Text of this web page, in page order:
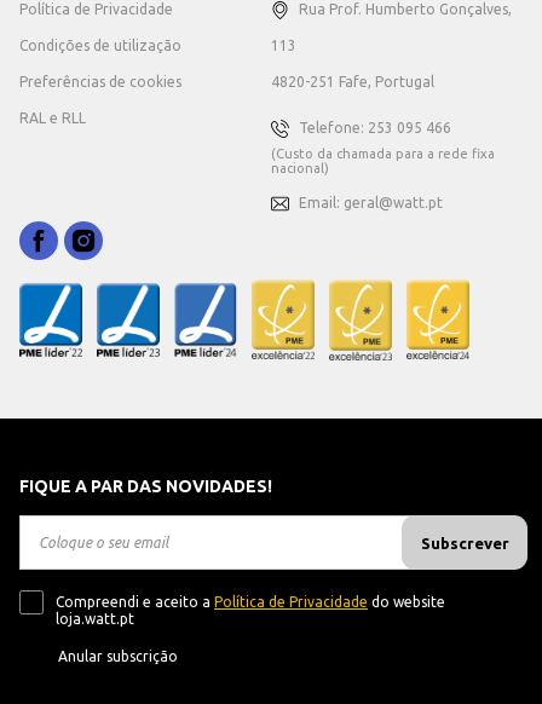
Política de Privacidade
Condições de utilização
Preferências de cookies
RAL e RLL
Rua Prof. Humberto Gonçalves,
113
4820-251 Fafe, Portugal
Telefone: 253 095 466
(Custo da chamada para a rede fixa
nacional)
Email: geral@watt.pt
FIQUE A PAR DAS NOVIDADES!
Subscrever
Compreendi e aceito a Política de Privacidade do website
loja.watt.pt
Anular subscrição